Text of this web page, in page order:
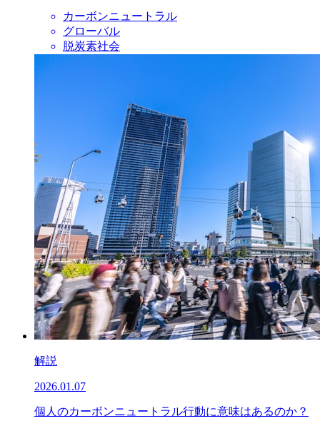
カーボンニュートラル
グローバル
脱炭素社会
解説
2026.01.07
個人のカーボンニュートラル行動に意味はあるのか？